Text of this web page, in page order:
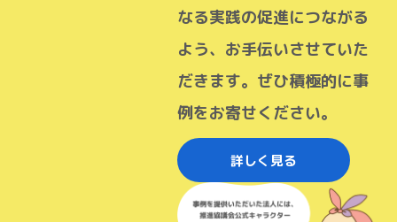
なる実践の促進につながる
よう、お手伝いさせていた
だきます。ぜひ積極的に事
例をお寄せください。
詳しく見る